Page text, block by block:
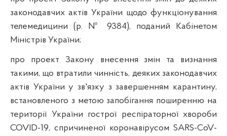
законодавчих актів України щодо функціонування
телемедицини (р. № 9384), поданий Кабінетом
Міністрів України;
про проект Закону внесення змін та визнання
такими, що втратили чинність, деяких законодавчих
актів України у зв'язку з завершенням карантину,
встановленого з метою запобігання поширенню на
території України гострої респіраторної хвороби
COVID-19, спричиненої коронавірусом SARS-CoV-